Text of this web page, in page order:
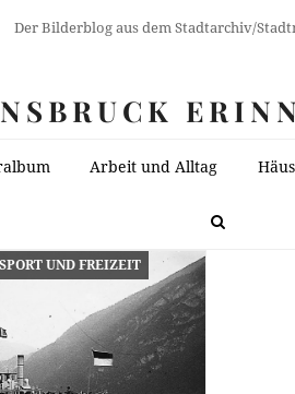
Der Bilderblog aus dem Stadtarchiv/
Arbeit und Alltag
SPORT UND FREIZEIT